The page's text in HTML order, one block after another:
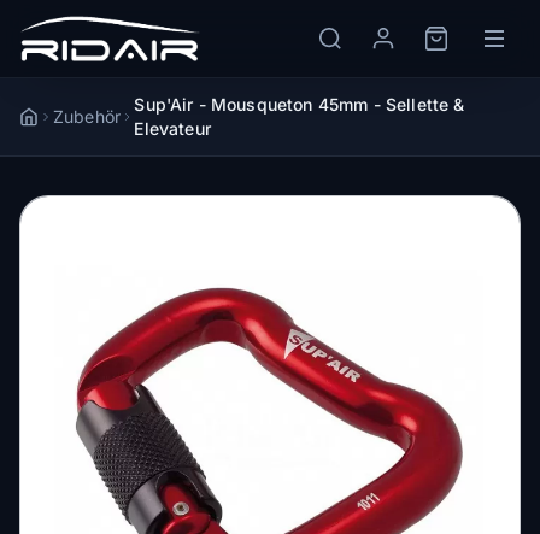
AccueilZubehör
Sup'Air - Mousqueton 45mm - Sellette &
Elevateur